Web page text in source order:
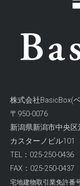
株式会社BasicBox(
〒950-0076
新潟県新潟市中央区
カスターノビル101
TEL：025-250-0436
FAX：025-250-0437
宅地建物取引業免許番